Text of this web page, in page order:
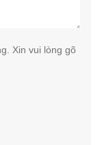
Xin vui lòng gõ